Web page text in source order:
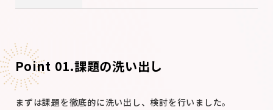
Point 01.課題の洗い出し
まずは課題を徹底的に洗い出し、検討を行いました。